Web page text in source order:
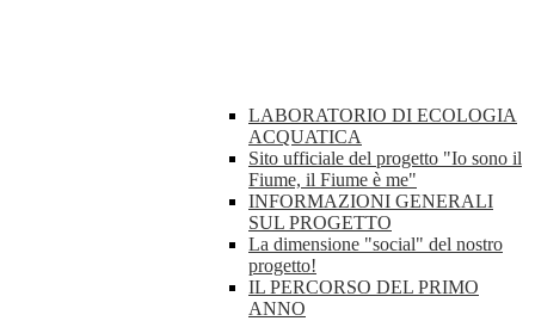
LABORATORIO DI ECOLOGIA
ACQUATICA
Sito ufficiale del progetto "Io sono il
Fiume, il Fiume è me"
INFORMAZIONI GENERALI
SUL PROGETTO
La dimensione "social" del nostro
progetto!
IL PERCORSO DEL PRIMO
ANNO